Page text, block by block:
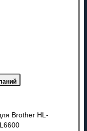
Brother HL-